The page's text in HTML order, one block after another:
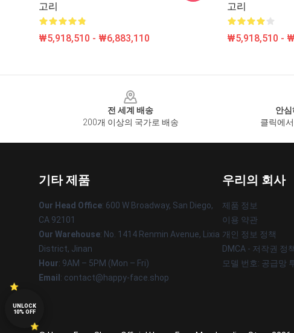
고리
₩5,918,510 - ₩6,883,110
고리
₩5,918,510 -
전 세계 배송
200개 이상의 국가로 배송
안
클릭에
기타 제품
Our Head Office: 600 W Broadway, San Diego,
CA 92101
Our Warehouse: No. 1414 Renmin Avenue, Lixia
District, Jinan
Hour: 9AM – 5PM (Mon – Fri)
Email : contact@happy-face.shop
우리의 회사
제품 정보
이용 약관
개인 정보 정책
DMCA - 저작권 정
모델 번호: 공급망
UNLOCK
10% OFF